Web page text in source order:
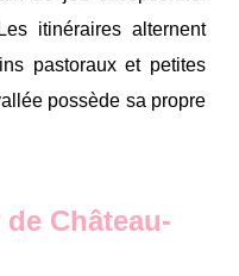
Les itinéraires alternent
pastoraux et petites
possède sa propre
Château-